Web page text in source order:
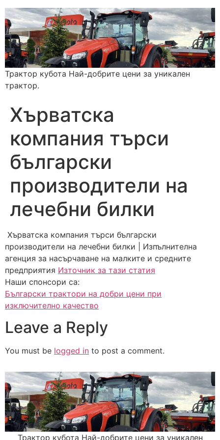
Трактор кубота Най-добрите цени за уникален
трактор.
Хърватска
компания търси
български
производители на
лечебни билки
Хърватска компания търси български
производители на лечебни билки | Изпълнителна
агенция за насърчаване на малките и средните
предприятия Източник за тази статия
Наши спонсори са:
Български трактори на добри цени при
изключително качество
Leave a Reply
You must be logged in to post a comment.
Трактор кубота Най-добрите цени за уникален